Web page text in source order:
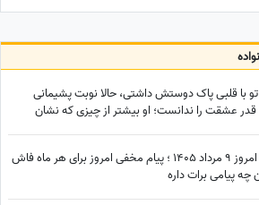
تو با قلبی پاک دوستش داشتی، حالا نوبت پشیمانی
عشقت را ندانست؛ او بیشتر از چیزی که نشان
گردونه شانس امروز 9 مرداد 1405 ؛ پیام مخفی امروز برای هر ماه فاش
پیامی برات داره